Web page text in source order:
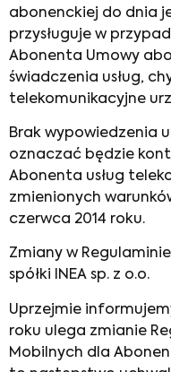
abonenckiej do dnia
przysługuje w
Abonenta Umowy
świadczenia usług,
telekomunikacyjne
Brak wypowiedzenia
oznaczać będzie
Abonenta usług
zmienionych
czerwca 2014 roku.
Zmiany w
spółki INEA sp. z o.o.
Uprzejmie
roku ulega zmianie
Mobilnych dla